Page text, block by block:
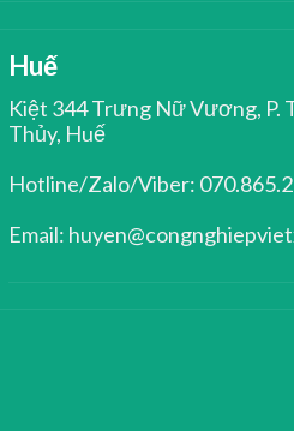
Huế
Kiệt 344 Trưng Nữ Vương,
Thủy, Huế
Hotline/Zalo/Viber:
Email: